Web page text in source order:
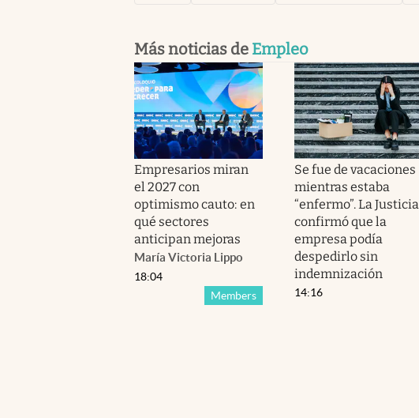
Más noticias de Empleo
Empresarios miran
el 2027 con
optimismo cauto: en
qué sectores
anticipan mejoras
María Victoria Lippo
Members
18:04
Se fue de vacaciones
mientras estaba
“enfermo”. La Justicia
confirmó que la
empresa podía
despedirlo sin
indemnización
14:16